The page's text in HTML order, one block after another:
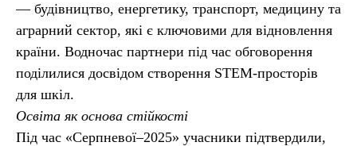
— будівництво, енергетику, транспорт, медицину та
аграрний сектор, які є ключовими для відновлення
країни. Водночас партнери під час обговорення
поділилися досвідом створення STEM-просторів
для шкіл.
Освіта як основа стійкості
Під час «Серпневої–2025» учасники підтвердили,